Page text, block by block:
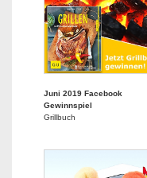
Juni 2019 Facebook
Gewinnspiel
Grillbuch